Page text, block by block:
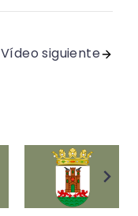
Vídeo siguiente